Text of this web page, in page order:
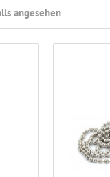
angesehen